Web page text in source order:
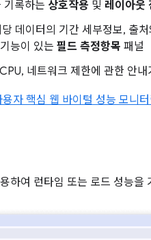
기록하는 상호작용 및 레이아웃
데이터의 기간 세부정보, 출
능이 있는 필드 측정항목 패널
네트워크 제한에 관한 안내
자 핵심 웹 바이털 성능 모니터
하여 런타임 또는 로드 성능을